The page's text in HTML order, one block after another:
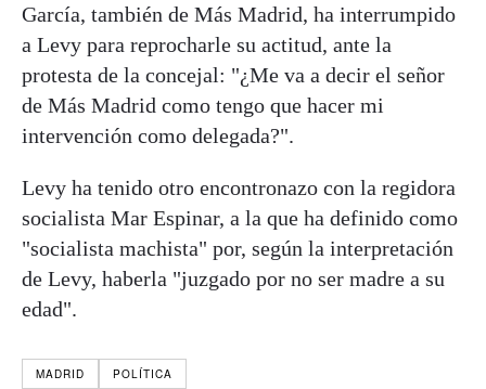
García, también de Más Madrid, ha interrumpido
a Levy para reprocharle su actitud, ante la
protesta de la concejal: "¿Me va a decir el señor
de Más Madrid como tengo que hacer mi
intervención como delegada?".
Levy ha tenido otro encontronazo con la regidora
socialista Mar Espinar, a la que ha definido como
"socialista machista" por, según la interpretación
de Levy, haberla "juzgado por no ser madre a su
edad".
MADRID POLÍTICA